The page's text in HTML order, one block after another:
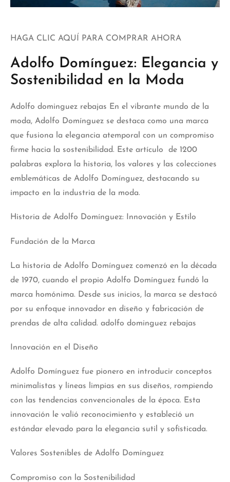
HAGA CLIC AQUÍ PARA COMPRAR AHORA
Adolfo Domínguez: Elegancia y
Sostenibilidad en la Moda
Adolfo dominguez rebajas En el vibrante mundo de la
moda, Adolfo Domínguez se destaca como una marca
que fusiona la elegancia atemporal con un compromiso
firme hacia la sostenibilidad. Este artículo de 1200
palabras explora la historia, los valores y las colecciones
emblemáticas de Adolfo Domínguez, destacando su
impacto en la industria de la moda.
Historia de Adolfo Domínguez: Innovación y Estilo
Fundación de la Marca
La historia de Adolfo Domínguez comenzó en la década
de 1970, cuando el propio Adolfo Domínguez fundó la
marca homónima. Desde sus inicios, la marca se destacó
por su enfoque innovador en diseño y fabricación de
prendas de alta calidad. adolfo dominguez rebajas
Innovación en el Diseño
Adolfo Domínguez fue pionero en introducir conceptos
minimalistas y líneas limpias en sus diseños, rompiendo
con las tendencias convencionales de la época. Esta
innovación le valió reconocimiento y estableció un
estándar elevado para la elegancia sutil y sofisticada.
Valores Sostenibles de Adolfo Domínguez
Compromiso con la Sostenibilidad